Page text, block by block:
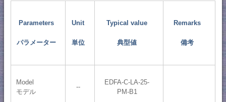
Parameters
パラメーター
Unit
単位
Typical value
典型値
Remarks
備考
Model
モデル
--
EDFA-C-LA-25-
PM-B1